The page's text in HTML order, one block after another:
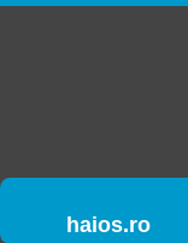
haios.ro